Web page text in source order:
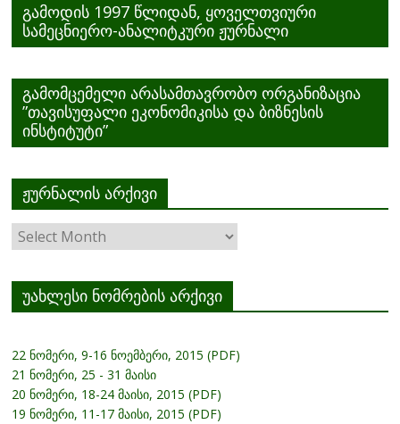
გამოდის 1997 წლიდან, ყოველთვიური
სამეცნიერო-ანალიტკური ჟურნალი
გამომცემელი არასამთავრობო ორგანიზაცია
”თავისუფალი ეკონომიკისა და ბიზნესის
ინსტიტუტი”
ჟურნალის არქივი
ჟურნალის
არქივი
უახლესი ნომრების არქივი
22 ნომერი, 9-16 ნოემბერი, 2015 (PDF)
21 ნომერი, 25 - 31 მაისი
20 ნომერი, 18-24 მაისი, 2015 (PDF)
19 ნომერი, 11-17 მაისი, 2015 (PDF)